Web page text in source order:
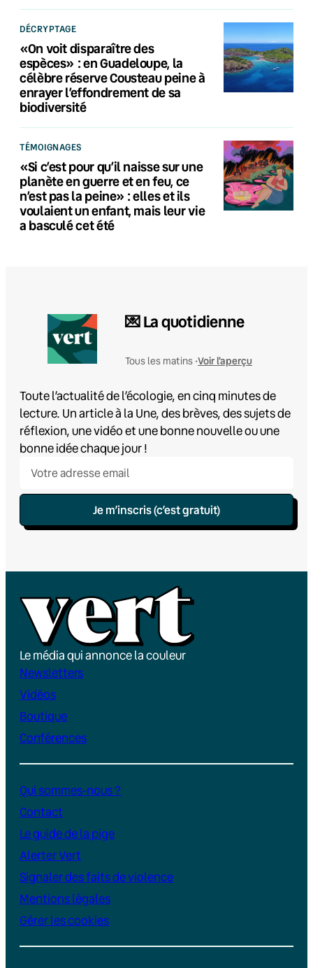
DÉCRYPTAGE
«On voit disparaître des
espèces» : en Guadeloupe, la
célèbre réserve Cousteau peine à
enrayer l’effondrement de sa
biodiversité
TÉMOIGNAGES
«Si c’est pour qu’il naisse sur une
planète en guerre et en feu, ce
n’est pas la peine» : elles et ils
voulaient un enfant, mais leur vie
a basculé cet été
💌 La quotidienne
Tous les matins •Voir l'aperçu
Toute l’actualité de l’écologie, en cinq minutes de
lecture. Un article à la Une, des brèves, des sujets de
réflexion, une vidéo et une bonne nouvelle ou une
bonne idée chaque jour !
Je m’inscris (c’est gratuit)
Le média qui annonce la couleur
Newsletters
Vidéos
Boutique
Conférences
Qui sommes-nous ?
Contact
Le guide de la pige
Alerter Vert
Signaler des faits de violence
Mentions légales
Gérer les cookies